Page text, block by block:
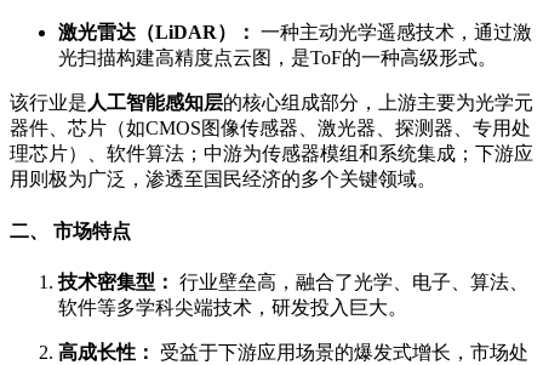
激光雷达（LiDAR）： 一种主动光学遥感技术，通过激
光扫描构建高精度点云图，是ToF的一种高级形式。
该行业是人工智能感知层的核心组成部分，上游主要为光学元
器件、芯片（如CMOS图像传感器、激光器、探测器、专用处
理芯片）、软件算法；中游为传感器模组和系统集成；下游应
用则极为广泛，渗透至国民经济的多个关键领域。
二、 市场特点
技术密集型： 行业壁垒高，融合了光学、电子、算法、
软件等多学科尖端技术，研发投入巨大。
高成长性：
受益于下游应用场景的爆发式增长，市场处